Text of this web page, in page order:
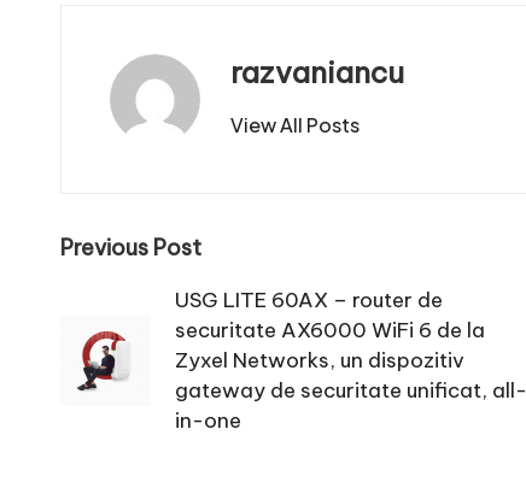
razvaniancu
View All Posts
Post
navigation
Previous Post
USG LITE 60AX – router de
securitate AX6000 WiFi 6 de la
Zyxel Networks, un dispozitiv
gateway de securitate unificat, all-
in-one